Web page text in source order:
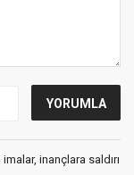
inançlara saldırı